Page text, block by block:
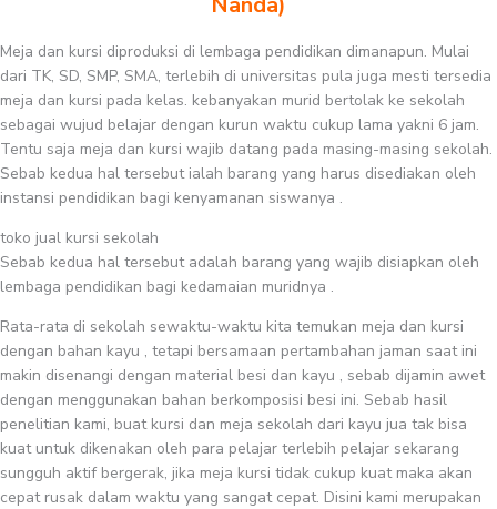
Meja dan kursi diproduksi di lembaga pendidikan dimanapun. Mulai
dari TK, SD, SMP, SMA, terlebih di universitas pula juga mesti tersedia
meja dan kursi pada kelas. kebanyakan murid bertolak ke sekolah
sebagai wujud belajar dengan kurun waktu cukup lama yakni 6 jam.
Tentu saja meja dan kursi wajib datang pada masing-masing sekolah.
Sebab kedua hal tersebut ialah barang yang harus disediakan oleh
instansi pendidikan bagi kenyamanan siswanya .
toko jual kursi sekolah
Sebab kedua hal tersebut adalah barang yang wajib disiapkan oleh
lembaga pendidikan bagi kedamaian muridnya .
Rata-rata di sekolah sewaktu-waktu kita temukan meja dan kursi
dengan bahan kayu , tetapi bersamaan pertambahan jaman saat ini
makin disenangi dengan material besi dan kayu , sebab dijamin awet
dengan menggunakan bahan berkomposisi besi ini. Sebab hasil
penelitian kami, buat kursi dan meja sekolah dari kayu jua tak bisa
kuat untuk dikenakan oleh para pelajar terlebih pelajar sekarang
sungguh aktif bergerak, jika meja kursi tidak cukup kuat maka akan
cepat rusak dalam waktu yang sangat cepat. Disini kami merupakan